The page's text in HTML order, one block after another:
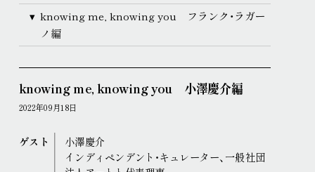
knowing me, knowing you フランク・ラガー
ノ編
knowing me, knowing you 小澤慶介編
2022年09月18日
ゲスト
小澤慶介
インディペンデント・キュレーター、一般社団